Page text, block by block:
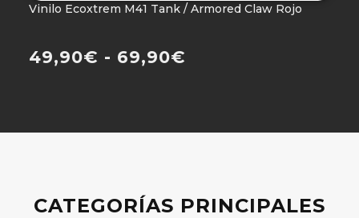
Vinilo Ecoxtrem M41 Tank / Armored Claw Rojo
49,90€ - 69,90€
CATEGORÍAS PRINCIPALES